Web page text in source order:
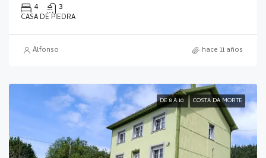
4 3
CASA DE PIEDRA
Alfonso hace 11 años
DE 8 A 10 COSTA DA MORTE